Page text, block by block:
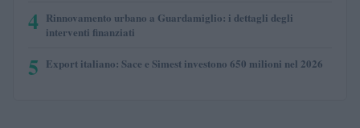
4 Rinnovamento urbano a Guardamiglio: i dettagli degli
interventi finanziati
5 Export italiano: Sace e Simest investono 650 milioni nel 2026